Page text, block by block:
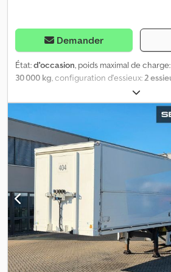
Demander
État:d'occasion, poids maximal de charge:
30 000 kg , configuration d'essieux: 2
, longueur de
10 510 mm, largeur de l’espace de
2
l'espace de chargement:
totale:3 450 mm, Équipement:
pivotantes « Überdach », plancher
au sol et au plafond pour barres
MBB type 2000K, capacité de charge
à batteries pour hayon élévateur, prise de
béquille(s) de support, caméra de recul,
EcoPlus, 2e essieu avec direction forcée
suspension pneumatique avec dispositif
d’abaissement. Le véhicule peut être
et/ou d’inscriptions. SI85457
s’entend généralement sans nouveau